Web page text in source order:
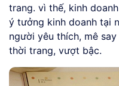
trang. vì thế, kinh
ý tưởng kinh doanh tại
người yêu thích, mê
thời trang, vượt bậc.